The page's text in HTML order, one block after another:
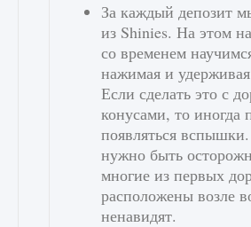
За каждый депозит
из Shinies. На этом
со временем
нажимая и
Если сделать это с
конусами, то иногда
появляться
нужно быть
многие из первых
расположены возле
ненавидят.